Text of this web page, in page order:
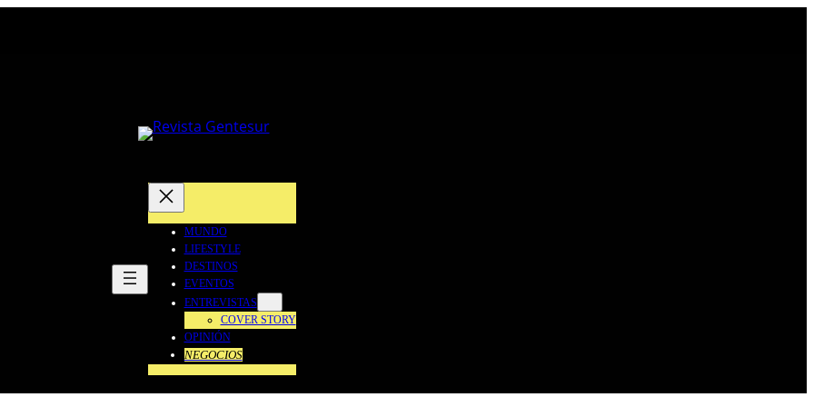
MUNDO
LIFESTYLE
DESTINOS
EVENTOS
ENTREVISTAS
COVER STORY
OPINIÓN
NEGOCIOS